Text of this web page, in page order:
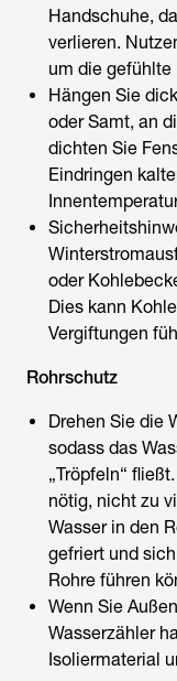
Handschuhe,
verlieren.
um die gefühlte
Hängen Sie
oder Samt, an
dichten Sie
Eindringen
oder
Dies kann
Vergiftungen
Rohrschutz
Drehen Sie die
sodass das
„Tröpfeln“
nötig, nicht zu
Wasser in den
gefriert und
Rohre führen
Wenn Sie
Wasserzähler
Isoliermaterial